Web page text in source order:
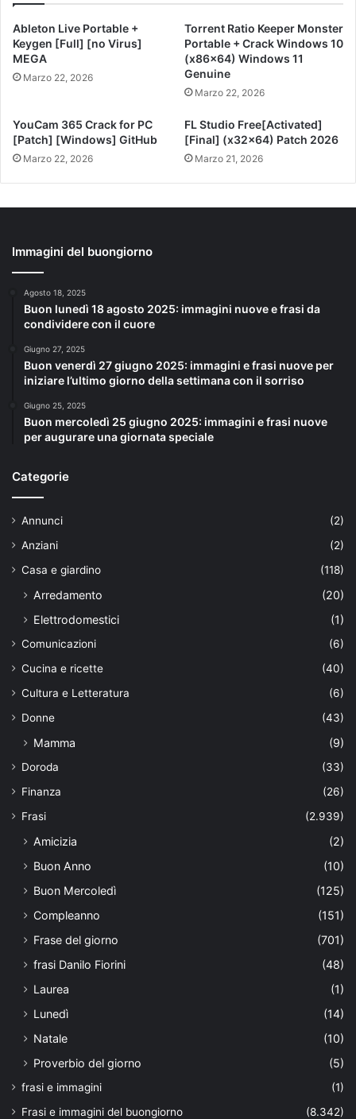
Ableton Live Portable +
Keygen [Full] [no Virus]
MEGA
Marzo 22, 2026
Torrent Ratio Keeper Monster
Portable + Crack Windows 10
(x86x64) Windows 11
Genuine
Marzo 22, 2026
YouCam 365 Crack for PC
[Patch] [Windows] GitHub
Marzo 22, 2026
FL Studio Free[Activated]
[Final] (x32x64) Patch 2026
Marzo 21, 2026
Immagini del buongiorno
Agosto 18, 2025
Buon lunedì 18 agosto 2025: immagini nuove e frasi da
condividere con il cuore
Giugno 27, 2025
Buon venerdì 27 giugno 2025: immagini e frasi nuove per
iniziare l’ultimo giorno della settimana con il sorriso
Giugno 25, 2025
Buon mercoledì 25 giugno 2025: immagini e frasi nuove
per augurare una giornata speciale
Categorie
Annunci
(2)
Anziani
(2)
Casa e giardino
(118)
Arredamento
(20)
Elettrodomestici
(1)
Comunicazioni
(6)
Cucina e ricette
(40)
Cultura e Letteratura
(6)
Donne
(43)
Mamma (9)
Doroda
(33)
Finanza
(26)
Frasi
(2.939)
Amicizia
(2)
Buon Anno
(10)
Buon Mercoledì
(125)
Compleanno
(151)
Frase del giorno
(701)
frasi Danilo Fiorini
(48)
Laurea
(1)
Lunedì
(14)
Natale
(10)
Proverbio del giorno
(5)
frasi e immagini
(1)
Frasi e immagini del buongiorno
(8.342)